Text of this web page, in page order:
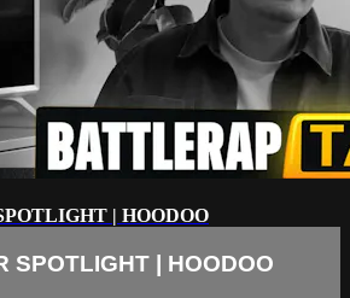
| HOODOO
SPOTLIGHT | HOODOO